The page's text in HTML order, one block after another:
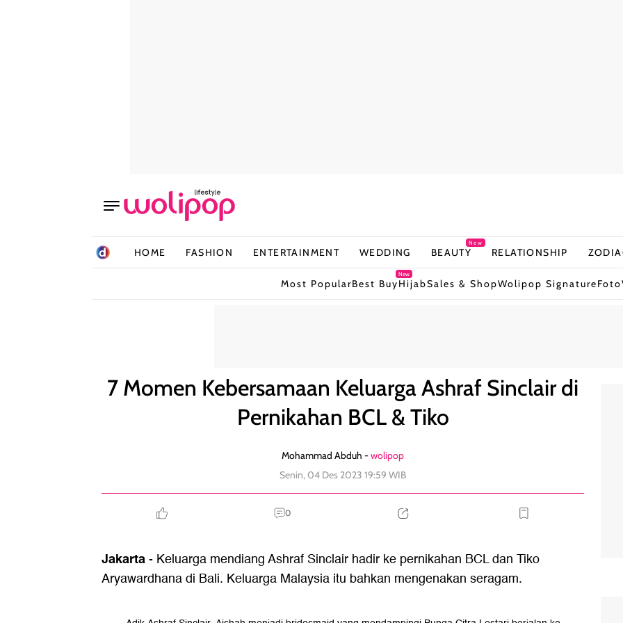
HOME FASHION ENTERTAINMENT WEDDING BEAUTY
New
RELATIONSHIP
Most PopularBest Buy
New
HijabSales & ShopWolipop SignatureFoto
7 Momen Kebersamaan Keluarga Ashraf Sinclair di
Pernikahan BCL & Tiko
Mohammad Abduh -wolipop
Senin, 04 Des 2023 19:59 WIB
0
Jakarta- Keluarga mendiang Ashraf Sinclair hadir ke pernikahan BCL dan Tiko
Aryawardhana di Bali. Keluarga Malaysia itu bahkan mengenakan seragam.